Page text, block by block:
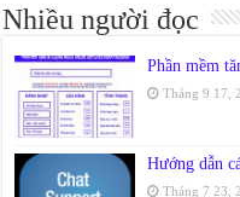
Nhiều người đọc
Phần mềm
Tháng 9 17,
Hướng dẫn
Tháng 7 23,